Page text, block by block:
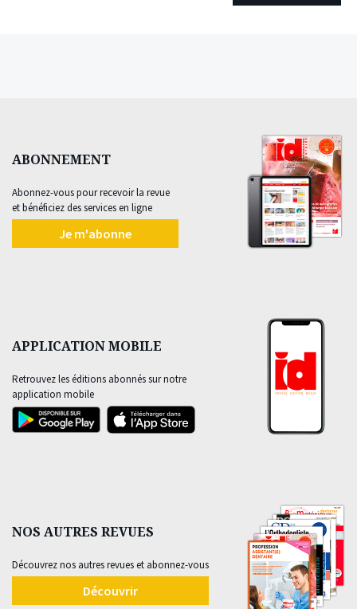
ABONNEMENT
Abonnez-vous pour recevoir la revue
et bénéficiez des services en ligne
Je m'abonne
APPLICATION MOBILE
Retrouvez les éditions abonnés sur notre
application mobile
NOS AUTRES REVUES
Découvrez nos autres revues et abonnez-vous
Découvrir